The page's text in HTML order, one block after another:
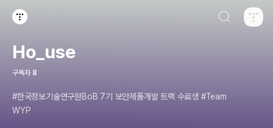
Ho_use
구독자 8
#한국정보기술연구원BoB 7기 보안제품개발 트랙 수료생 #Team
WYP